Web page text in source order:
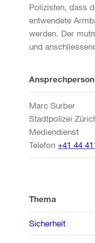
Polizisten, dass
entwendete
werden. Der
und
Weitere
Ansprechperson
Marc Surber
Stadtpolizei
Mediendienst
Telefon +41 44
Thema
Sicherheit